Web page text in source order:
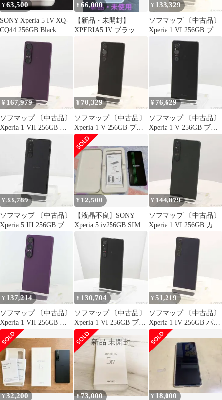
¥63,500
SONY Xperia 5 IV XQ-
CQ44 256GB Black
¥66,000
【新品・未開封】
XPERIA5 IV ブラック
¥ 133,329
ソフマップ 〔中古品〕
Xperia 1 VI 256GB プラ
チナシルバー XQ-EC44
S1JPCX0 SIMフリー
【295】
¥ 167,979
ソフマップ 〔中古品〕
Xperia 1 VII 256GB オ
ーキッドパープル SO-
51F docomo SIMフリー
¥ 70,329
ソフマップ 〔中古品〕
Xperia 1 V 256GB ブラ
ック SO-51D docomo
SIMフリー【258】
¥ 76,629
ソフマップ 〔中古品〕
Xperia 1 V 256GB ブラ
ック SO-51D docomo
SIMフリー【349】
¥33,789
ソフマップ 〔中古品〕
Xperia 5 III 256GB ブラ
ック XQ-BQ42-
B2JPCX0 SIMフリー
¥ 12,500
【液晶不良】SONY
Xperia 5 iv256GB SIMフ
¥ 144,879
ソフマップ 〔中古品〕
Xperia 1 VI 256GB カー
G1JPCX0 SIMフリー
¥ 137,214
ソフマップ 〔中古品〕
Xperia 1 VII 256GB オ
ーキッドパープル XQ-
FS44V1JPCX0 SIMフリ
ー【262】
¥ 130,704
ソフマップ 〔中古品〕
Xperia 1 VI 256GB ブラ
ック SO-51E docomo
SIMフリー【377】
¥51,219
ソフマップ 〔中古品〕
Xperia 1 IV 256GB パー
プル SO-51C docomo
SIMフリー【276】
¥32,200 ¥73,000 ¥18,000